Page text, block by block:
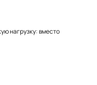
нагрузку: вместо